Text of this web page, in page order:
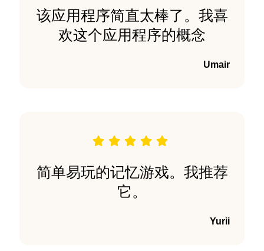
该应用程序简直太棒了。我喜
欢这个应用程序的概念
Umair
简单易玩的记忆游戏。我推荐
它。
Yurii